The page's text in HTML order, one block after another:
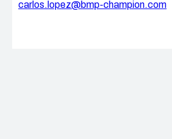
carlos.lopez@bmp-champion.com